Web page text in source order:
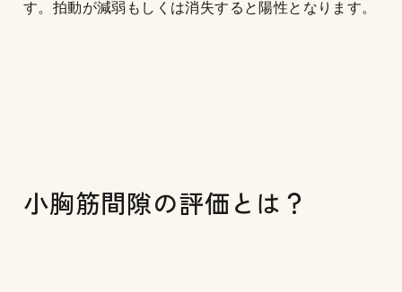
す。拍動が減弱もしくは消失すると陽性となります。
小胸筋間隙の評価とは？